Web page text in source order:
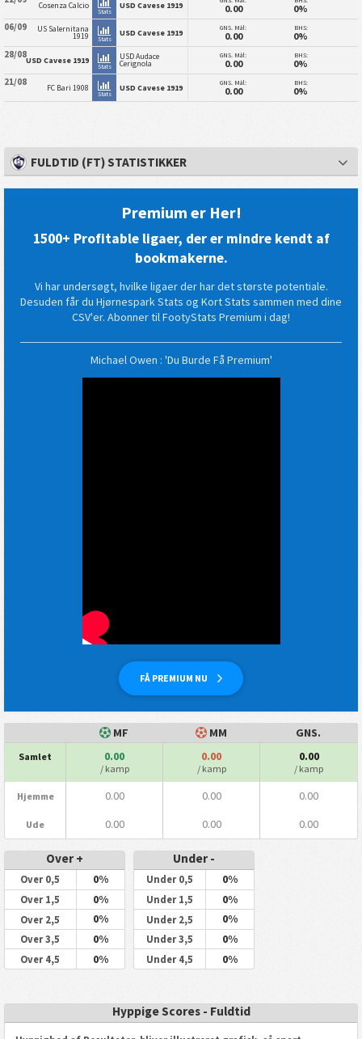
Cosenza Calcio
Stats
USD Cavese 1919 0.00 0%
06/09 US Salernitana
1919 Stats
USD Cavese 1919 GNS. Mål:
0.00
BHS:
0%
28/08USD Cavese 1919
Stats
USD Audace
Cerignola
GNS. Mål:
0.00
BHS:
0%
21/08 FC Bari 1908
Stats
USD Cavese 1919 GNS. Mål:
0.00
BHS:
0%
FULDTID (FT) STATISTIKKER
Premium er Her!
1500+ Profitable ligaer, der er mindre kendt af
bookmakerne.
Vi har undersøgt, hvilke ligaer der har det største potentiale.
Desuden får du Hjørnespark Stats og Kort Stats sammen med dine
CSV'er. Abonner til FootyStats Premium i dag!
FÅ PREMIUM NU
Michael Owen : 'Du Burde Få Premium'
MF MM GNS.
Samlet 0.00
/ kamp
0.00
/ kamp
0.00
/ kamp
Hjemme 0.00 0.00 0.00
Ude 0.00 0.00 0.00
Over +
Over 0,5 0%
Over 1,5 0%
Over 2,5 0%
Over 3,5 0%
Over 4,5 0%
Under -
Under 0,5 0%
Under 1,5 0%
Under 2,5 0%
Under 3,5 0%
Under 4,5 0%
Hyppige Scores - Fuldtid